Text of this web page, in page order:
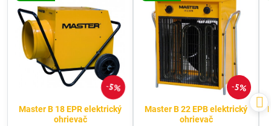
5%
Master B 18 EPR elektrický
ohrievač
5%
Master B 22 EPB elektrický
ohrievač